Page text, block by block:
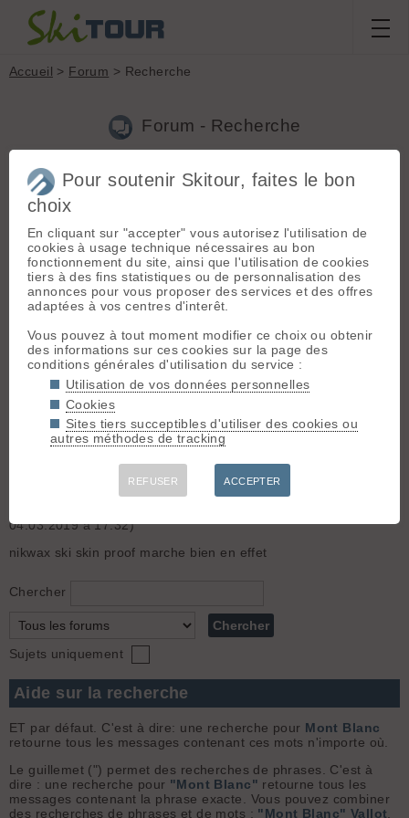
Accueil > Forum > Recherche
Forum - Recherche
Nouveau sujet|Voir tous les sujets
4 résultats
Nouveau lien BRA(alainf le 22.03.2021 à 17:48)
Bravo et grand merci
perdu 1 gant racer noir parking casserousse(alainf le
21.02.2021 à 16:47)
si par hasard... j'ai perdu ce matin, 1gant droit noir racing
windstopper
Oublie sac à dos noir autostop forclaz montmin
01.01.2020 à 16:55)
Ma compagne Brigitte C. a oublié son sac à dos noir das le
véhicule qui nous a gentiment pris en stop sur la route du col
de contacter Alain F au 06 71 59 54 67 ou Brigitte C au 06 18
04.03.2019 à 17:32)
nikwax ski skin proof marche bien en effet
Chercher
Sujets uniquement
Aide sur la recherche
ET par défaut. C'est à dire: une recherche pour Mont Blanc
retourne tous les messages contenant ces mots n'importe où.
Le guillemet (") permet des recherches de phrases. C'est à
dire : une recherche pour "Mont Blanc" retourne tous les
messages contenant la phrase exacte. Vous pouvez combiner
des recherches de phrases et de mots : "Mont Blanc" Vallot
Pour soutenir Skitour, faites le bon
choix
En cliquant sur "accepter" vous autorisez l'utilisation de
cookies à usage technique nécessaires au bon
fonctionnement du site, ainsi que l'utilisation de cookies
tiers à des fins statistiques ou de personnalisation des
annonces pour vous proposer des services et des offres
adaptées à vos centres d'interêt.
Vous pouvez à tout moment modifier ce choix ou obtenir
des informations sur ces cookies sur la page des
conditions générales d'utilisation du service :
Utilisation de vos données personnelles
Cookies
Sites tiers succeptibles d'utiliser des cookies ou
autres méthodes de tracking
REFUSER ACCEPTER